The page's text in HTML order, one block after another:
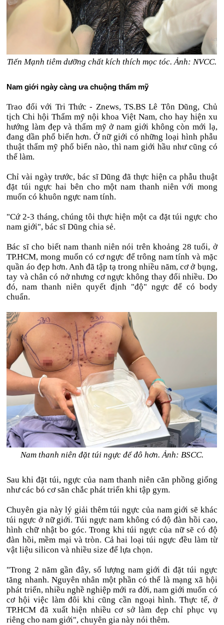
Tiến Mạnh tiêm dưỡng chất kích thích mọc tóc. Ảnh: NVCC.
Nam giới ngày càng ưa chuộng thẩm mỹ
Trao đổi với Tri Thức - Znews, TS.BS Lê Tôn Dũng, Chủ
tịch Chi hội Thẩm mỹ nội khoa Việt Nam, cho hay hiện xu
hướng làm đẹp và thẩm mỹ ở nam giới không còn mới lạ,
đang dần phổ biến hơn. Ở nữ giới có những loại hình phẫu
thuật thẩm mỹ phổ biến nào, thì nam giới hầu như cũng có
thể làm.
Chỉ vài ngày trước, bác sĩ Dũng đã thực hiện ca phẫu thuật
đặt túi ngực hai bên cho một nam thanh niên với mong
muốn có khuôn ngực nam tính.
"Cứ 2-3 tháng, chúng tôi thực hiện một ca đặt túi ngực cho
nam giới", bác sĩ Dũng chia sẻ.
Bác sĩ cho biết nam thanh niên nói trên khoảng 28 tuổi, ở
TP.HCM, mong muốn có cơ ngực để trông nam tính và mặc
quần áo đẹp hơn. Anh đã tập tạ trong nhiều năm, cơ ở bụng,
tay và chân có nở nhưng cơ ngực không thay đổi nhiều. Do
đó, nam thanh niên quyết định "độ" ngực để có body
chuẩn.
Nam thanh niên đặt túi ngực để đô hơn. Ảnh: BSCC.
Sau khi đặt túi, ngực của nam thanh niên căn phồng giống
như các bó cơ săn chắc phát triển khi tập gym.
Chuyên gia này lý giải thêm túi ngực của nam giới sẽ khác
túi ngực ở nữ giới. Túi ngực nam không có độ đàn hồi cao,
hình chữ nhật bo góc. Trong khi túi ngực của nữ sẽ có độ
đàn hồi, mềm mại và tròn. Cả hai loại túi ngực đều làm từ
vật liệu silicon và nhiều size để lựa chọn.
"Trong 2 năm gần đây, số lượng nam giới đi đặt túi ngực
tăng nhanh. Nguyên nhân một phần có thể là mạng xã hội
phát triển, nhiều nghề nghiệp mới ra đời, nam giới muốn có
cơ hội việc làm đôi khi cũng cần ngoại hình. Thực tế, ở
TP.HCM đã xuất hiện nhiều cơ sở làm đẹp chỉ phục vụ
riêng cho nam giới", chuyên gia này nói thêm.